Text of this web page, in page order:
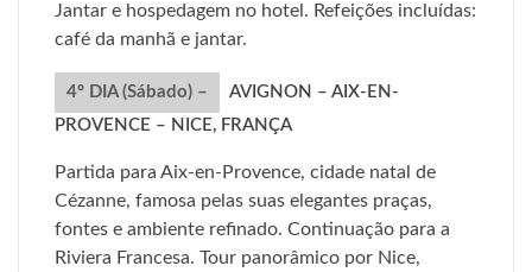
Jantar e hospedagem no hotel. Refeições incluídas:
café da manhã e jantar.
4º DIA (Sábado) –
AVIGNON – AIX-EN-
PROVENCE – NICE, FRANÇA
Partida para Aix-en-Provence, cidade natal de
Cézanne, famosa pelas suas elegantes praças,
fontes e ambiente refinado. Continuação para a
Riviera Francesa. Tour panorâmico por Nice,